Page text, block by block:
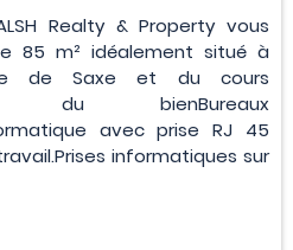
Realty & Property vous
85 m² idéalement situé à
de Saxe et du cours
du bienBureaux
avec prise RJ 45
informatiques sur